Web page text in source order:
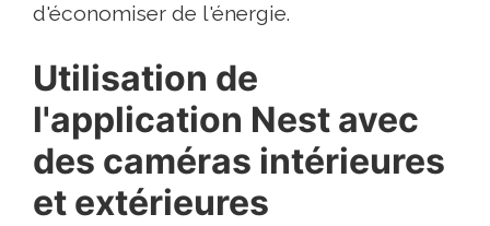
d'économiser de l'énergie.
Utilisation de
l'application Nest avec
des caméras intérieures
et extérieures